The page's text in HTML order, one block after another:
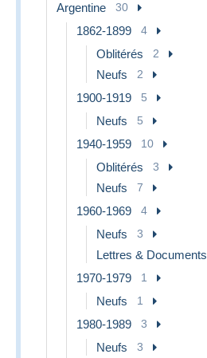
Argentine 30
1862-1899 4
Oblitérés 2
Neufs 2
1900-1919 5
Neufs 5
1940-1959 10
Oblitérés 3
Neufs 7
1960-1969 4
Neufs 3
Lettres & Documents
1970-1979 1
Neufs 1
1980-1989 3
Neufs 3